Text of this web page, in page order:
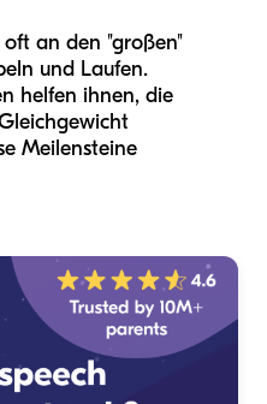
an den "großen"
und Laufen.
helfen ihnen, die
Meilensteine